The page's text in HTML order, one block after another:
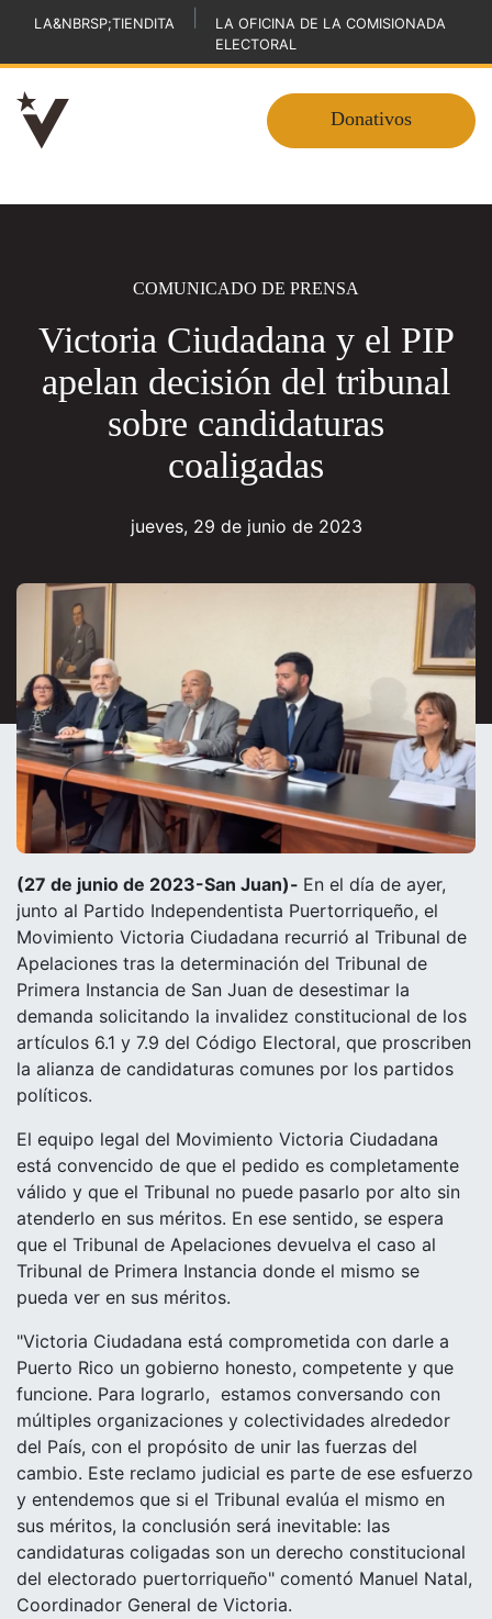
LA&NBRSP;TIENDITA
LA OFICINA DE LA COMISIONADA
ELECTORAL
Donativos
COMUNICADO DE PRENSA
Victoria Ciudadana y el PIP
apelan decisión del tribunal
sobre candidaturas
coaligadas
jueves, 29 de junio de 2023
(27 de junio de 2023-San Juan)- En el día de ayer,
junto al Partido Independentista Puertorriqueño, el
Movimiento Victoria Ciudadana recurrió al Tribunal de
Apelaciones tras la determinación del Tribunal de
Primera Instancia de San Juan de desestimar la
demanda solicitando la invalidez constitucional de los
artículos 6.1 y 7.9 del Código Electoral, que proscriben
la alianza de candidaturas comunes por los partidos
políticos.
El equipo legal del Movimiento Victoria Ciudadana
está convencido de que el pedido es completamente
válido y que el Tribunal no puede pasarlo por alto sin
atenderlo en sus méritos. En ese sentido, se espera
que el Tribunal de Apelaciones devuelva el caso al
Tribunal de Primera Instancia donde el mismo se
pueda ver en sus méritos.
"Victoria Ciudadana está comprometida con darle a
Puerto Rico un gobierno honesto, competente y que
funcione. Para lograrlo, estamos conversando con
múltiples organizaciones y colectividades alrededor
del País, con el propósito de unir las fuerzas del
cambio. Este reclamo judicial es parte de ese esfuerzo
y entendemos que si el Tribunal evalúa el mismo en
sus méritos, la conclusión será inevitable: las
candidaturas coligadas son un derecho constitucional
del electorado puertorriqueño" comentó Manuel Natal,
Coordinador General de Victoria.